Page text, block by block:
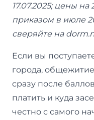
17.07.2025; цены
приказом в июле
сверяйте на
Если вы
города,
сразу после
платить и куда
честно с самого